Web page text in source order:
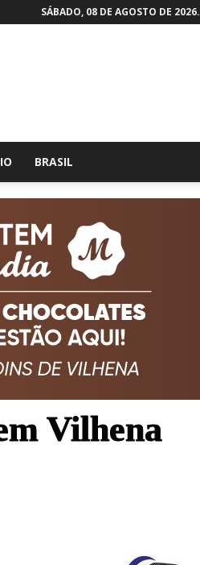
SÁBADO, 08 DE AGOSTO DE 2026.
BRASIL
Vilhena